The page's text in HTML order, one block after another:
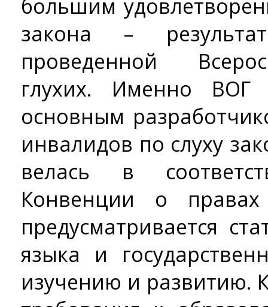
большим
закона –
проведенной
глухих. Именно
основным
инвалидов по слуху
велась в
Конвенции о
предусматривается
языка и
изучению и развитию.